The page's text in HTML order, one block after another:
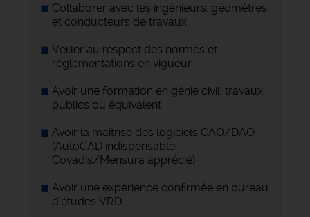
Collaborer avec les ingénieurs, géomètres
et conducteurs de travaux
Veiller au respect des normes et
réglementations en vigueur
Avoir une formation en génie civil, travaux
publics ou équivalent
Avoir la maîtrise des logiciels CAO/DAO
(AutoCAD indispensable,
Covadis/Mensura apprécié)
Avoir une expérience confirmée en bureau
d’études VRD